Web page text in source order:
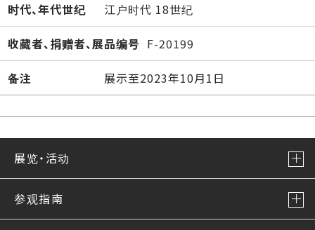
时代、年代世纪 江户时代 18世纪
收藏者、捐赠者、展品编号 F-20199
备注 展示至2023年10月1日
展览・活动
参观指南